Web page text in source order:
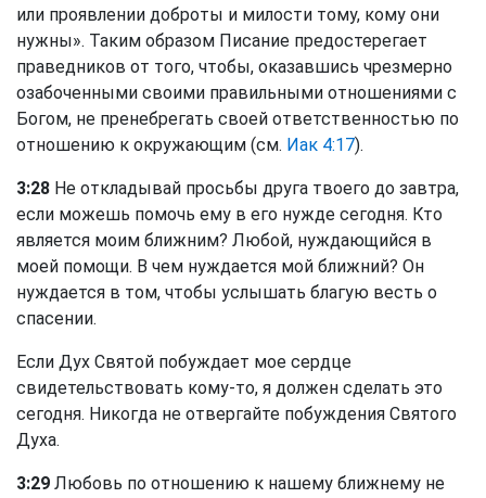
или проявлении доброты и милости тому, кому они
нужны». Таким образом Писание предостерегает
праведников от того, чтобы, оказавшись чрезмерно
озабоченными своими правильными отношениями с
Богом, не пренебрегать своей ответственностью по
отношению к окружающим (см. Иак 4:17).
3:28 Не откладывай просьбы друга твоего до завтра,
если можешь помочь ему в его нужде сегодня. Кто
является моим ближним? Любой, нуждающийся в
моей помощи. В чем нуждается мой ближний? Он
нуждается в том, чтобы услышать благую весть о
спасении.
Если Дух Святой побуждает мое сердце
свидетельствовать кому-то, я должен сделать это
сегодня. Никогда не отвергайте побуждения Святого
Духа.
3:29 Любовь по отношению к нашему ближнему не